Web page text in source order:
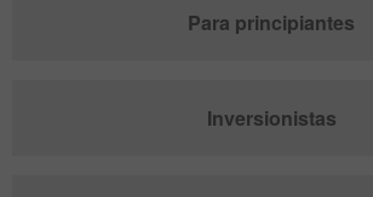
Para principiantes
Inversionistas